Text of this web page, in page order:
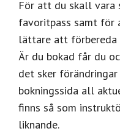
För att du skall vara
favoritpass samt för
lättare att förbereda
Är du bokad får du
det sker
bokningssida all
finns så som
liknande.